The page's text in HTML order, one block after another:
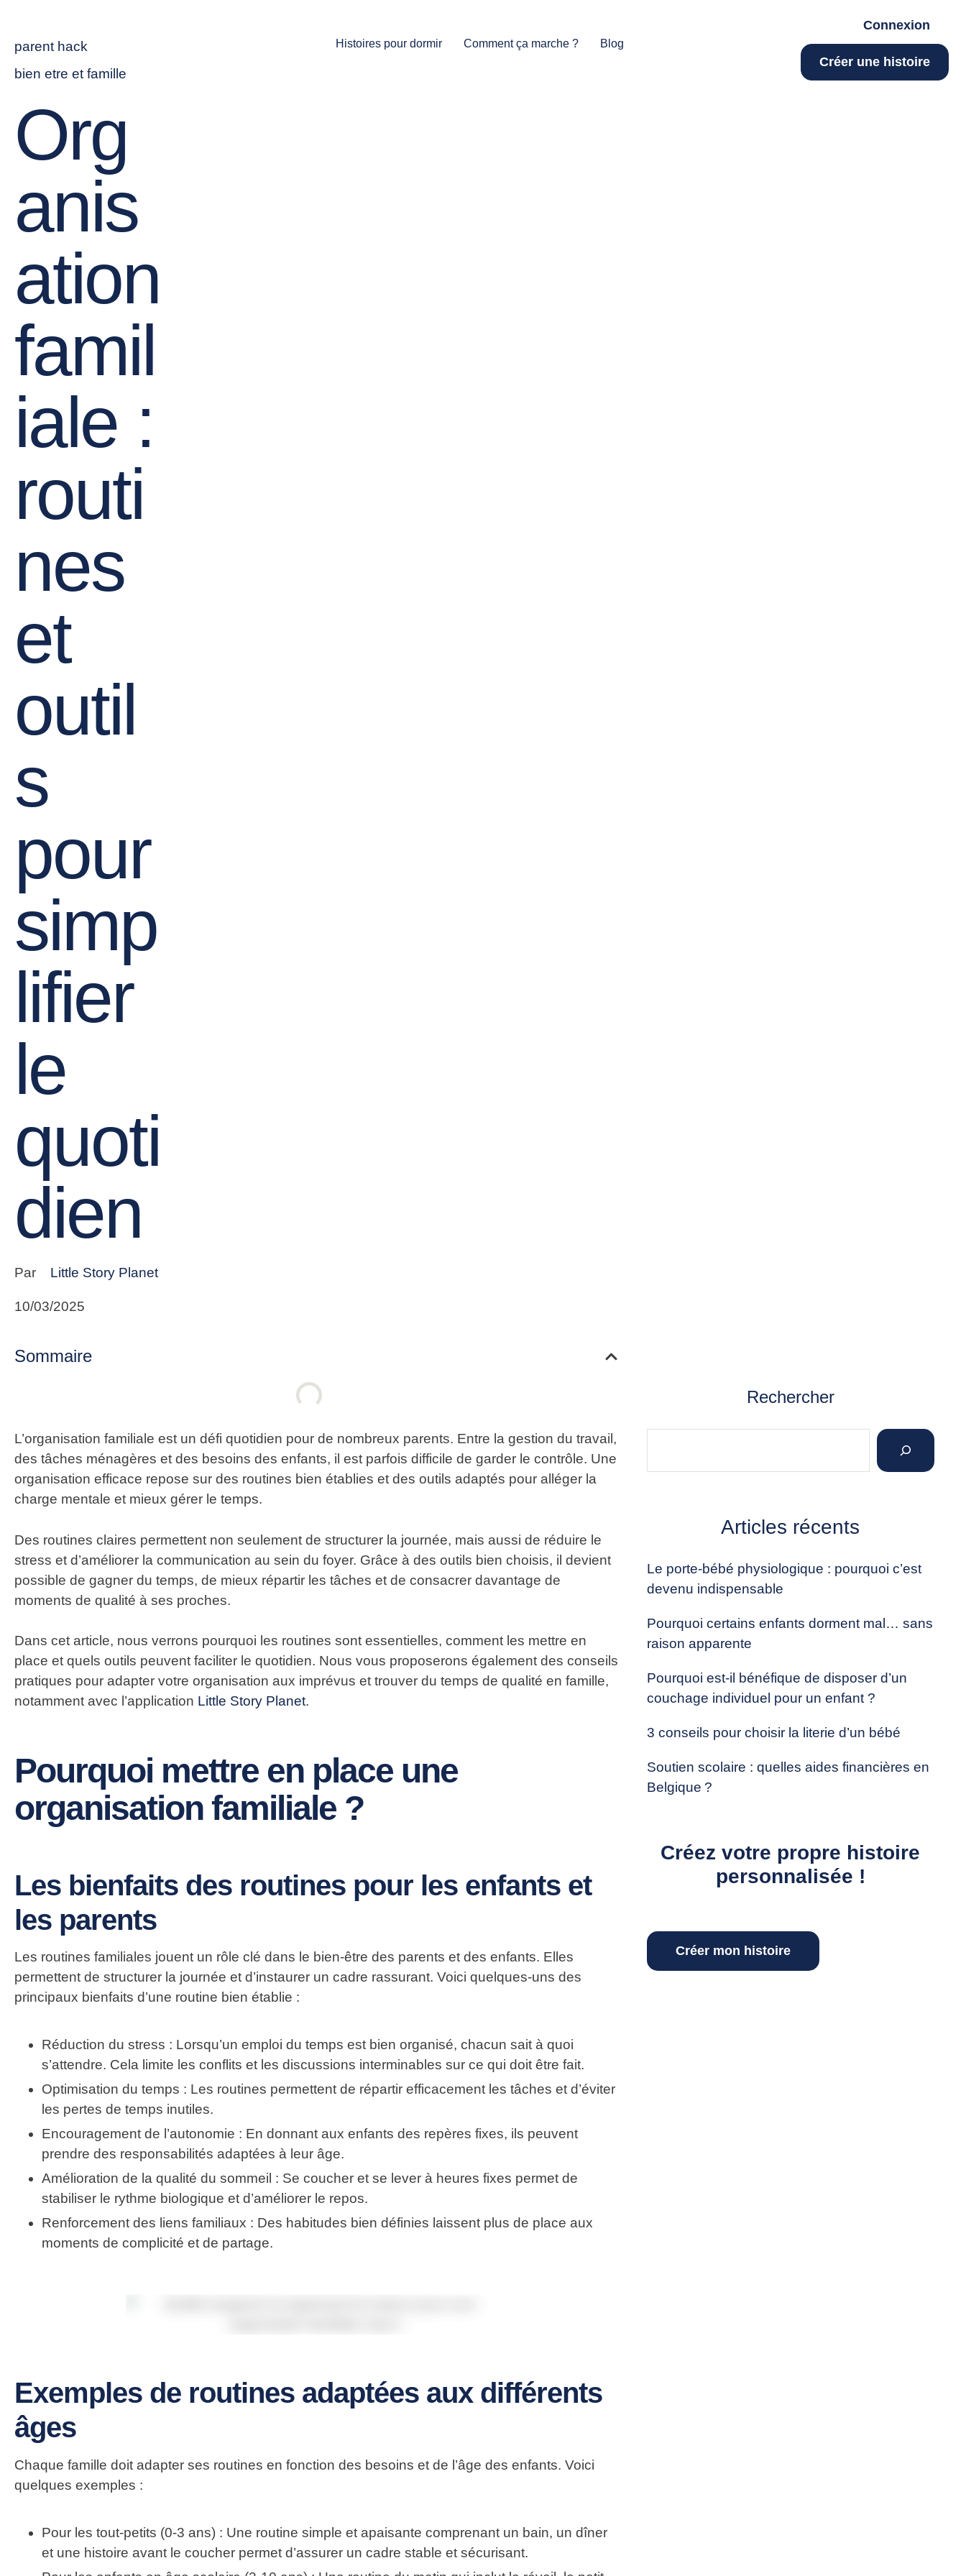
Histoires pour dormir Comment ça marche ? Blog
Connexion
Créer une histoire
parent hack
bien etre et famille
Org
anis
ation
famil
iale :
routi
nes
et
outil
s
pour
simp
lifier
le
quoti
dien
Par Little Story Planet
10/03/2025
Sommaire
L’organisation familiale est un défi quotidien pour de nombreux parents. Entre la gestion du travail,
des tâches ménagères et des besoins des enfants, il est parfois difficile de garder le contrôle. Une
organisation efficace repose sur des routines bien établies et des outils adaptés pour alléger la
charge mentale et mieux gérer le temps.
Des routines claires permettent non seulement de structurer la journée, mais aussi de réduire le
stress et d’améliorer la communication au sein du foyer. Grâce à des outils bien choisis, il devient
possible de gagner du temps, de mieux répartir les tâches et de consacrer davantage de
moments de qualité à ses proches.
Dans cet article, nous verrons pourquoi les routines sont essentielles, comment les mettre en
place et quels outils peuvent faciliter le quotidien. Nous vous proposerons également des conseils
pratiques pour adapter votre organisation aux imprévus et trouver du temps de qualité en famille,
notamment avec l’application Little Story Planet.
Pourquoi mettre en place une
organisation familiale ?
Les bienfaits des routines pour les enfants et
les parents
Les routines familiales jouent un rôle clé dans le bien-être des parents et des enfants. Elles
permettent de structurer la journée et d’instaurer un cadre rassurant. Voici quelques-uns des
principaux bienfaits d’une routine bien établie :
Réduction du stress : Lorsqu’un emploi du temps est bien organisé, chacun sait à quoi
s’attendre. Cela limite les conflits et les discussions interminables sur ce qui doit être fait.
Optimisation du temps : Les routines permettent de répartir efficacement les tâches et d’éviter
les pertes de temps inutiles.
Encouragement de l’autonomie : En donnant aux enfants des repères fixes, ils peuvent
prendre des responsabilités adaptées à leur âge.
Amélioration de la qualité du sommeil : Se coucher et se lever à heures fixes permet de
stabiliser le rythme biologique et d’améliorer le repos.
Renforcement des liens familiaux : Des habitudes bien définies laissent plus de place aux
moments de complicité et de partage.
Exemples de routines adaptées aux différents
âges
Chaque famille doit adapter ses routines en fonction des besoins et de l’âge des enfants. Voici
quelques exemples :
Pour les tout-petits (0-3 ans) : Une routine simple et apaisante comprenant un bain, un dîner
et une histoire avant le coucher permet d’assurer un cadre stable et sécurisant.
Rechercher
Articles récents
Le porte-bébé physiologique : pourquoi c’est
devenu indispensable
Pourquoi certains enfants dorment mal… sans
raison apparente
Pourquoi est-il bénéfique de disposer d’un
couchage individuel pour un enfant ?
3 conseils pour choisir la literie d’un bébé
Soutien scolaire : quelles aides financières en
Belgique ?
Créez votre propre histoire
personnalisée !
Créer mon histoire